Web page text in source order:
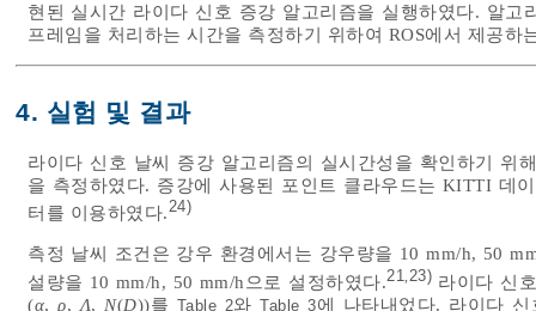
현된 실시간 라이다 신호 증강 알고리즘을 실행하였다. 알
프레임을 처리하는 시간을 측정하기 위하여 ROS에서 제공하
4. 실험 및 결과
라이다 신호 날씨 증강 알고리즘의 실시간성을 확인하기 위
을 측정하였다. 증강에 사용된 포인트 클라우드는 KITTI 데
터를 이용하였다. 24)
측정 날씨 조건은 강우 환경에서는 강우량을 10 mm/h, 50
설량을 10 mm/h, 50 mm/h으로 설정하였다.21 23) 라이다 신
(α,ρ, Λ, N(D))를 Table 2와Table 3에 나타내었다. 라이다